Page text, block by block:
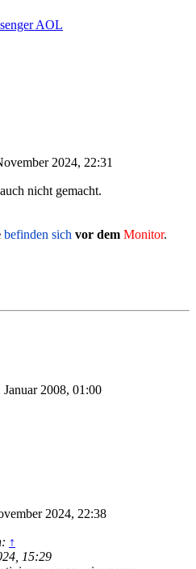
AOL
2024, 22:31
nicht gemacht.
befinden sich vor dem Monitor.
Januar 2008, 01:00
2024, 22:38
↑
15:29